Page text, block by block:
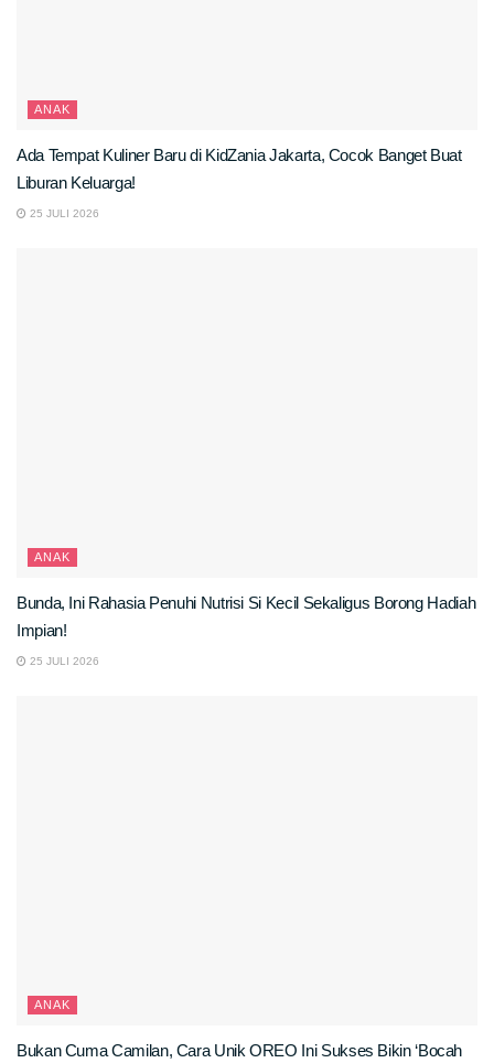
ANAK
Ada Tempat Kuliner Baru di KidZania Jakarta, Cocok Banget Buat
Liburan Keluarga!
25 JULI 2026
ANAK
Bunda, Ini Rahasia Penuhi Nutrisi Si Kecil Sekaligus Borong Hadiah
Impian!
25 JULI 2026
ANAK
Bukan Cuma Camilan, Cara Unik OREO Ini Sukses Bikin ‘Bocah